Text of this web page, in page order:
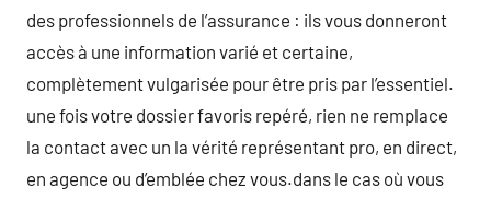
des professionnels de l’assurance : ils vous donneront
accès à une information varié et certaine,
complètement vulgarisée pour être pris par l’essentiel.
une fois votre dossier favoris repéré, rien ne remplace
la contact avec un la vérité représentant pro, en direct,
en agence ou d’emblée chez vous.dans le cas où vous